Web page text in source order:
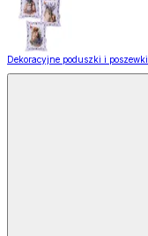
Dekoracyjne poduszki i poszewki